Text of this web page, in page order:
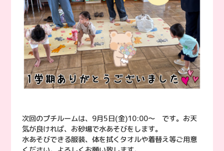
次回のプチルームは、9月5日(金)10:00〜 です。お天
気が良ければ、お砂場で水あそびをします。
水あそびできる服装、体を拭くタオルや着替え等ご用意